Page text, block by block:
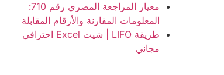
معيار المراجعة المصري رقم 710:
المعلومات المقارنة والأرقام المقابلة
طريقة LIFO | شيت Excel احترافي
مجاني